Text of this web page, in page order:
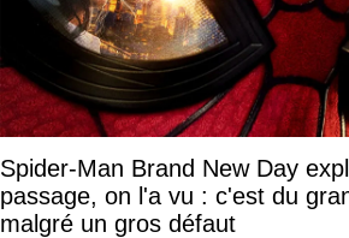
Spider-Man Brand New Day
passage, on l'a vu : c'est du
malgré un gros défaut